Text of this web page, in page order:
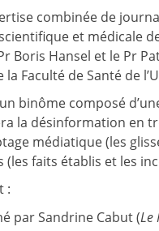
combinée de
et médicale
Boris Hansel et le Pr
Faculté de Santé de
binôme composé
la désinformation en
médiatique (les
faits établis et les
:
par Sandrine Cabut (Le